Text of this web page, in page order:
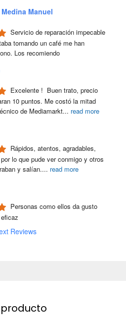
Manuel
Servicio de reparación impecable
tomando un café me han
Los recomiendo
Excelente !  Buen trato, precio
10 puntos. Me costó la mitad
de Mediamarkt... read more
Rápidos, atentos, agradables,
lo que pude ver conmigo y otros
y salían.... read more
Personas como ellos da gusto
Reviews